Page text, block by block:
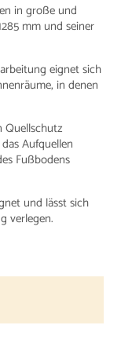
in große und
mm und seiner
eignet sich
in denen
Quellschutz
Aufquellen
Fußbodens
und lässt sich
verlegen.